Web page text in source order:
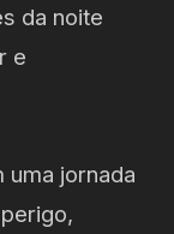
da noite
e
uma jornada